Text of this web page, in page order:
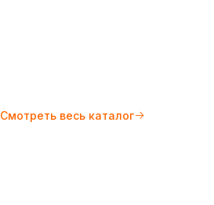
Смотреть весь каталог